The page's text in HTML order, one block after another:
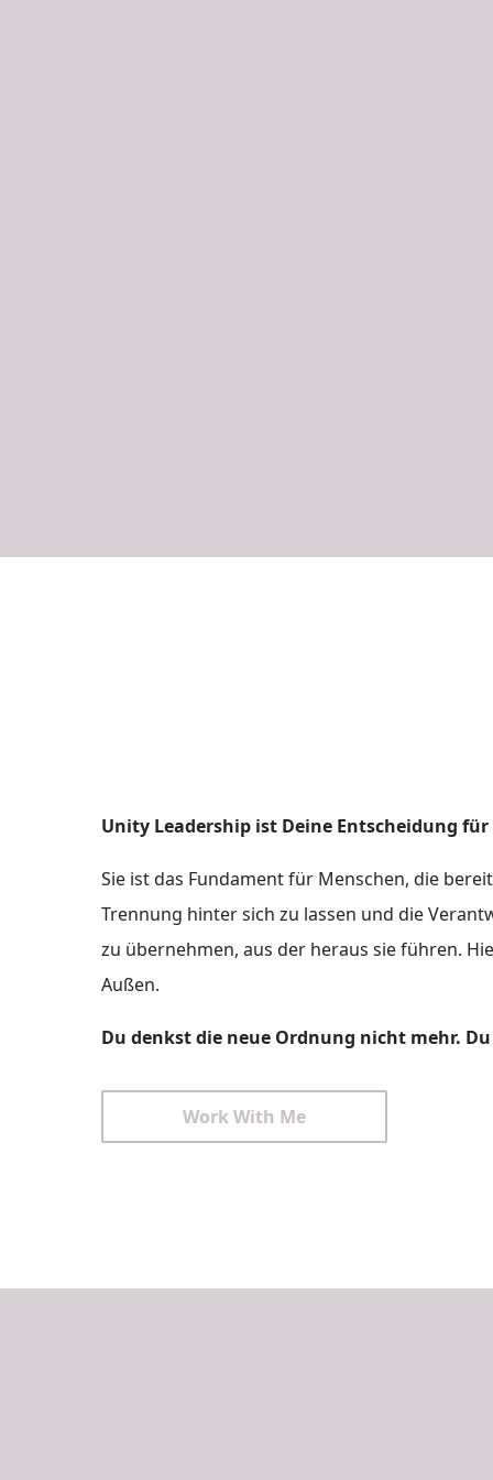
Unity Leadership ist Deine Entscheidung
Sie ist das Fundament für Menschen, die
Trennung hinter sich zu lassen und die
zu übernehmen, aus der heraus sie führen.
Außen.
Du denkst die neue Ordnung nicht mehr.
Work With Me